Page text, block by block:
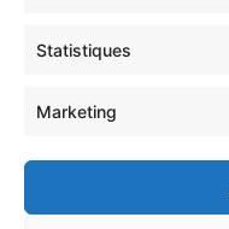
Statistiques
Marketing
votre